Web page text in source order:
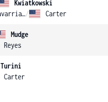
Kwiatkowski
Benitez Chavarriaga/ Carter
Mudge
Reyes
Turini
Carter